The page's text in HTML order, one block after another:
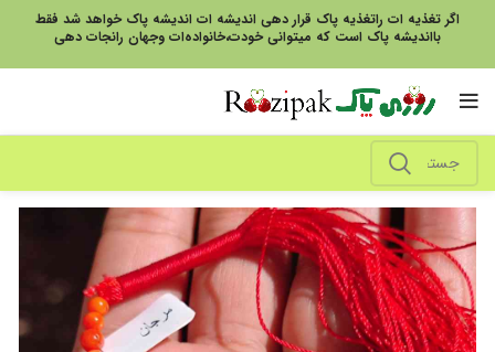
اگر تغذیه ات راتغذیه پاک قرار دهی اندیشه ات اندیشه پاک خواهد شد فقط
بااندیشه پاک است که میتوانی خودت،خانواده‌ات وجهان رانجات دهی